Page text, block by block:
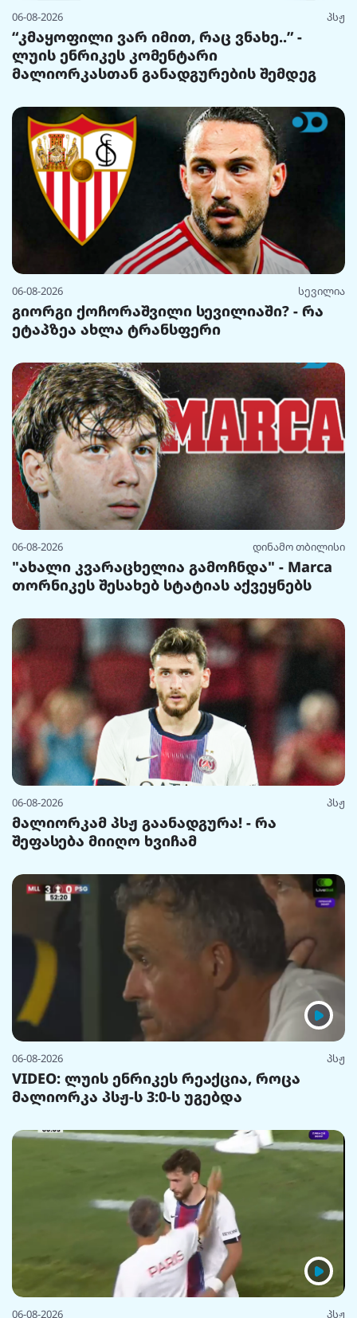
06-08-2026 პსჟ
“კმაყოფილი ვარ იმით, რაც ვნახე..” -
ლუის ენრიკეს კომენტარი
მალიორკასთან განადგურების შემდეგ
06-08-2026 სევილია
გიორგი ქოჩორაშვილი სევილიაში? - რა
ეტაპზეა ახლა ტრანსფერი
06-08-2026 დინამო თბილისი
"ახალი კვარაცხელია გამოჩნდა" - Marca
თორნიკეს შესახებ სტატიას აქვეყნებს
06-08-2026 პსჟ
მალიორკამ პსჟ გაანადგურა! - რა
შეფასება მიიღო ხვიჩამ
06-08-2026 პსჟ
VIDEO: ლუის ენრიკეს რეაქცია, როცა
მალიორკა პსჟ-ს 3:0-ს უგებდა
06-08-2026 პსჟ